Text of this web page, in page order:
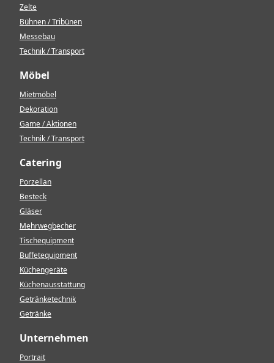
Zelte
Bühnen / Tribünen
Messebau
Technik / Transport
Möbel
Mietmöbel
Dekoration
Game / Aktionen
Technik / Transport
Catering
Porzellan
Besteck
Gläser
Mehrwegbecher
Tischequipment
Buffetequipment
Küchengeräte
Küchenausstattung
Getränketechnik
Getränke
Unternehmen
Portrait